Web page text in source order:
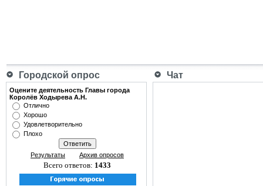
Городской опрос Чат
Оцените деятельность Главы города
Королёв Ходырева А.Н.
Отлично
Хорошо
Удовлетворительно
Плохо
Результаты Архив опросов
Всего ответов: 1433